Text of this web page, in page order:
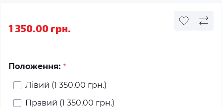
1 350.00 грн.
Положення: *
Лівий (1 350.00 грн.)
Правий (1 350.00 грн.)